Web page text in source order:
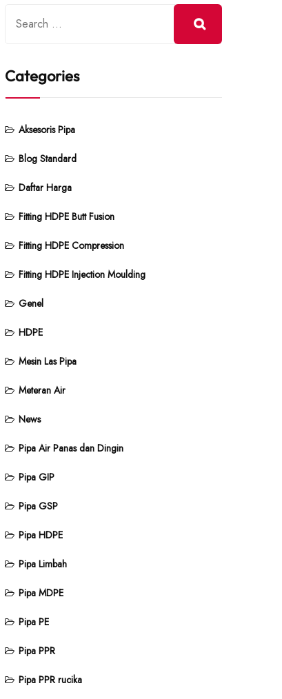
Categories
Aksesoris Pipa
Blog Standard
Daftar Harga
Fitting HDPE Butt Fusion
Fitting HDPE Compression
Fitting HDPE Injection Moulding
Genel
HDPE
Mesin Las Pipa
Meteran Air
News
Pipa Air Panas dan Dingin
Pipa GIP
Pipa GSP
Pipa HDPE
Pipa Limbah
Pipa MDPE
Pipa PE
Pipa PPR
Pipa PPR rucika